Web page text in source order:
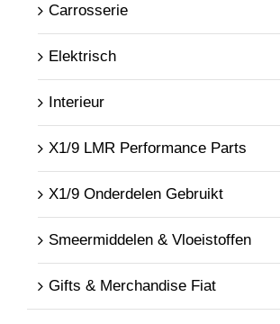
Carrosserie
Elektrisch
Interieur
X1/9 LMR Performance Parts
X1/9 Onderdelen Gebruikt
Smeermiddelen & Vloeistoffen
Gifts & Merchandise Fiat